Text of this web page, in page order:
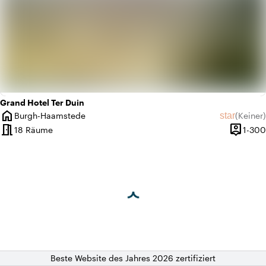
Grand Hotel Ter Duin
home
Ort
Burgh-Haamstede star(Keiner)
Keine
meeting_room18 Räume person_pin1-300
Beste Website des Jahres 2026 zertifiziert